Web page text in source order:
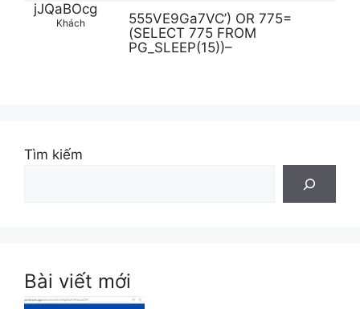
jJQaBOcg
Khách
555VE9Ga7VC’) OR 775=
(SELECT 775 FROM
PG_SLEEP(15))–
Tìm kiếm
Bài viết mới